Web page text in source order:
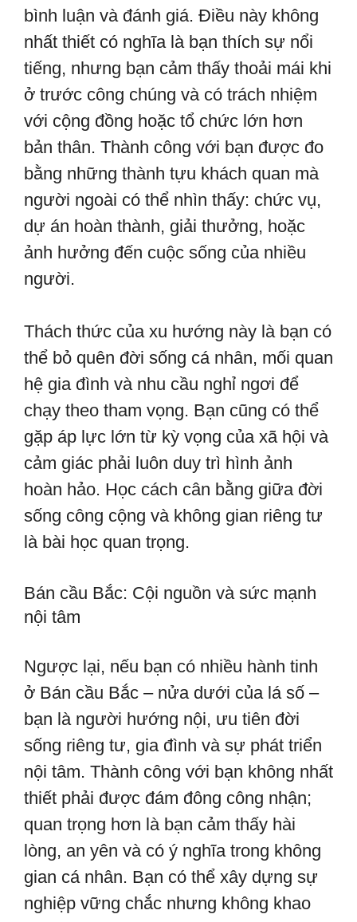
bình luận và đánh giá. Điều này không
nhất thiết có nghĩa là bạn thích sự nổi
tiếng, nhưng bạn cảm thấy thoải mái khi
ở trước công chúng và có trách nhiệm
với cộng đồng hoặc tổ chức lớn hơn
bản thân. Thành công với bạn được đo
bằng những thành tựu khách quan mà
người ngoài có thể nhìn thấy: chức vụ,
dự án hoàn thành, giải thưởng, hoặc
ảnh hưởng đến cuộc sống của nhiều
người.
Thách thức của xu hướng này là bạn có
thể bỏ quên đời sống cá nhân, mối quan
hệ gia đình và nhu cầu nghỉ ngơi để
chạy theo tham vọng. Bạn cũng có thể
gặp áp lực lớn từ kỳ vọng của xã hội và
cảm giác phải luôn duy trì hình ảnh
hoàn hảo. Học cách cân bằng giữa đời
sống công cộng và không gian riêng tư
là bài học quan trọng.
Bán cầu Bắc: Cội nguồn và sức mạnh
nội tâm
Ngược lại, nếu bạn có nhiều hành tinh
ở Bán cầu Bắc – nửa dưới của lá số –
bạn là người hướng nội, ưu tiên đời
sống riêng tư, gia đình và sự phát triển
nội tâm. Thành công với bạn không nhất
thiết phải được đám đông công nhận;
quan trọng hơn là bạn cảm thấy hài
lòng, an yên và có ý nghĩa trong không
gian cá nhân. Bạn có thể xây dựng sự
nghiệp vững chắc nhưng không khao